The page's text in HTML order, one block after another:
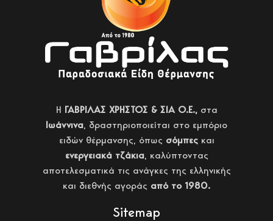
H ΓΑΒΡΙΛΑΣ ΧΡΗΣΤΟΣ & ΣΙΑ Ο.Ε.,στα
Ιωάννινα, δραστηριοποιείται στο εμπόριο
ειδών θέρμανσης, όπως σόμπεςκαι
ενεργειακά τζάκια, καλύπτοντας
αποτελεσματικά τις ανάγκες της ελληνικής
και διεθνής αγοράς από το 1980.
Sitemap